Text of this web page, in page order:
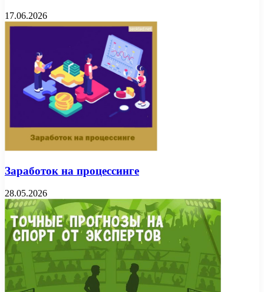
17.06.2026
Заработок на процессинге
28.05.2026